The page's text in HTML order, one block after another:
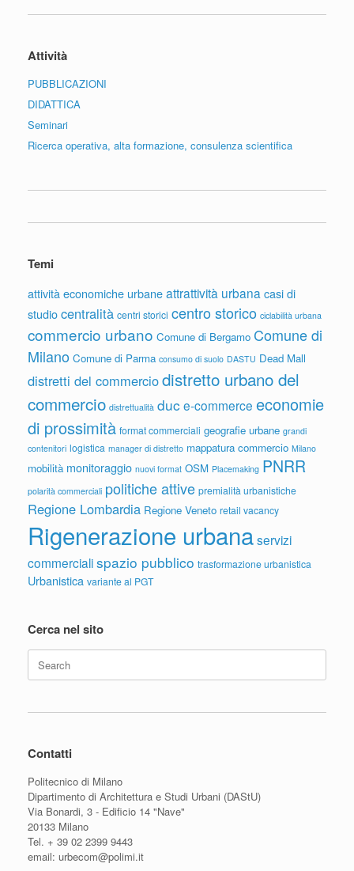
Attività
PUBBLICAZIONI
DIDATTICA
Seminari
Ricerca operativa, alta formazione, consulenza scientifica
Temi
attività economiche urbaneattrattività urbana casi di
studiocentralità centri storici centro storico ciclabilità urbana
commercio urbano Comune di Bergamo Comune di
Milano Comune di Parma consumo di suolo DASTU Dead Mall
distretti del commerciodistretto urbano del
commercio distrettualità duc e-commerce economie
di prossimità format commerciali geografie urbane grandi
contenitori logistica manager di distretto mappatura commercio Milano
mobilità monitoraggio nuovi format OSM Placemaking PNRR
polarità commerciali politiche attive premialità urbanistiche
Regione Lombardia Regione Veneto retail vacancy
Rigenerazione urbanaservizi
commercialispazio pubblico trasformazione urbanistica
Urbanistica variante al PGT
Cerca nel sito
Search
for:
Contatti
Politecnico di Milano
Dipartimento di Architettura e Studi Urbani (DAStU)
Via Bonardi, 3 - Edificio 14 "Nave"
20133 Milano
Tel. + 39 02 2399 9443
email: urbecom@polimi.it